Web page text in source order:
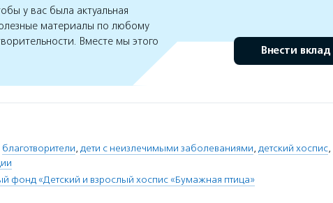
у вас была актуальная
материалы по любому
Вместе мы этого
Внести вклад
благотворители, дети с неизлечимыми заболеваниями, детский хоспис,
фонд «Детский и взрослый хоспис «Бумажная птица»